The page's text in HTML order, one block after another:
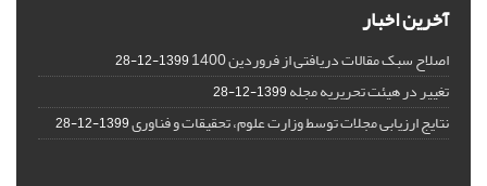
آخرین اخبار
اصلاح سبک مقالات دریافتی از فروردین 1400 1399-12-28
تغییر در هیئت تحریریه مجله1399-12-28
نتایج ارزیابی مجلات توسط وزارت علوم، تحقیقات و فناوری1399-12-28